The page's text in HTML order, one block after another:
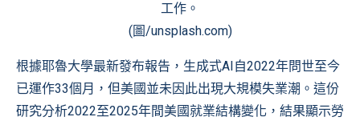
工作。
(圖/unsplash.com)
根據耶魯大學最新發布報告 ，生成式AI自2022年問世至今
已運作33個月，但美國並未因此出現大規模失業潮。這份
研究分析2022至2025年間美國就業結構變化，結果顯示勞